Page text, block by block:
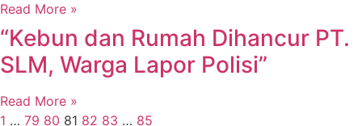
Read More »
“Kebun dan Rumah Dihancur PT.
SLM, Warga Lapor Polisi”
Read More »
1 … 79 80 81 82 83 … 85